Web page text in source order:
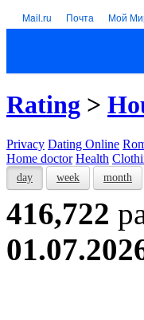
Mail.ru Почта Мой
Rating >
Privacy Dating Online
Home doctor Health
day week month
416,722